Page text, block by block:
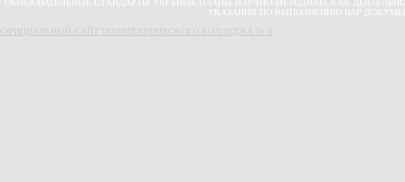
УКАЗАНИЯ ПО ВЫПОЛНЕНИЮ ВАР
ОФИЦИАЛЬНЫЙ САЙТ ПОЛИТЕХНИЧЕСКОГО КОЛЛЕДЖА № 8